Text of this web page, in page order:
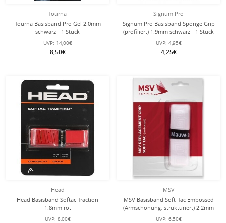
Tourna
Tourna Basisband Pro Gel 2.0mm
schwarz - 1 Stück
UVP: 14,00€
8,50€
Signum Pro
Signum Pro Basisband Sponge Grip
(profiliert) 1.9mm schwarz - 1 Stück
UVP: 4,95€
4,25€
Head
Head Basisband Softac Traction
1.8mm rot
UVP: 8,00€
MSV
MSV Basisband Soft-Tac Embossed
(Armschonung, strukturiert) 2.2mm
weiss - 1 Stück
UVP: 6,50€